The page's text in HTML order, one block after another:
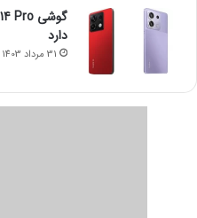
دارد
31 مرداد 1403